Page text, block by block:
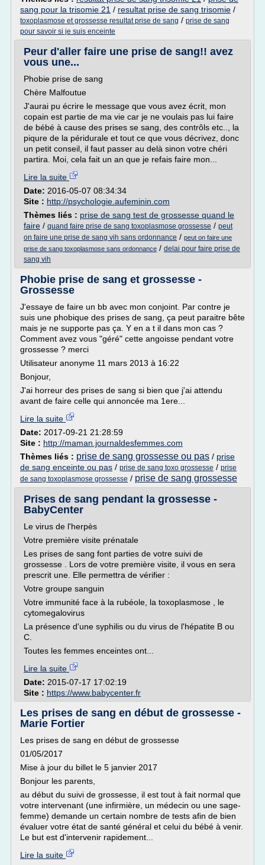
sang pour la trisomie 21 / resultat prise de sang trisomie /
toxoplasmose et grossesse resultat prise de sang / prise de sang
pour savoir si je suis enceinte
Peur d'aller faire une prise de sang!! avez
vous une...
Phobie prise de sang
Chère Malfoutue
J'aurai pu écrire le message que vous avez écrit, mon
copain est partie de ma vie car je ne voulais pas lui faire
de bébé à cause des prises se sang, des contrôls etc.., la
piqure de la péridurale et tout ce que vous décrivez, donc
un petit conseil, il faut passer au delà sinon votre chéri
partira. Moi, cela fait un an que je refais faire mon...
Lire la suite
Date: 2016-05-07 08:34:34
Site : http://psychologie.aufeminin.com
Thèmes liés : prise de sang test de grossesse quand le
faire / quand faire prise de sang toxoplasmose grossesse / peut
on faire une prise de sang vih sans ordonnance / peut on faire une
prise de sang toxoplasmose sans ordonnance / delai pour faire prise de
sang vih
Phobie prise de sang et grossesse -
Grossesse
J'essaye de faire un bb avec mon conjoint. Par contre je
suis une phobique des prises de sang, ça peut paraitre bête
mais je ne supporte pas ça. Y en a t il dans mon cas ?
Comment avez vous "géré" cette angoisse pendant votre
grossesse ? merci
Utilisateur anonyme 11 mars 2013 à 16:22
Bonjour,
J'ai horreur des prises de sang si bien que j'ai attendu
avant de faire celle qui annoncée ma 1ere...
Lire la suite
Date: 2017-09-21 21:28:59
Site : http://maman.journaldesfemmes.com
Thèmes liés : prise de sang grossesse ou pas / prise
de sang enceinte ou pas / prise de sang toxo grossesse / prise
de sang toxoplasmose grossesse / prise de sang grossesse
Prises de sang pendant la grossesse -
BabyCenter
Le virus de l'herpès
Votre première visite prénatale
Les prises de sang font parties de votre suivi de
grossesse . Lors de votre première visite, il vous en sera
prescrit une. Elle permettra de vérifier :
Votre groupe sanguin
Votre immunité face à la rubéole, la toxoplasmose , le
cytomegalovirus
La présence d'une syphilis ou du virus de l'hépatite B ou
C.
Toutes les femmes enceintes ont...
Lire la suite
Date: 2015-07-17 17:02:19
Site : https://www.babycenter.fr
Les prises de sang en début de grossesse -
Marie Fortier
Les prises de sang en début de grossesse
01/05/2017
Mise à jour du billet le 5 janvier 2017
Bonjour les parents,
au début du suivi de grossesse, il est tout à fait normal que
votre intervenant (une infirmière, un médecin ou une sage-
femme) demande un certain nombre de tests afin de bien
évaluer votre état de santé général et celui du bébé à venir.
Le but est d'intervenir rapidement...
Lire la suite